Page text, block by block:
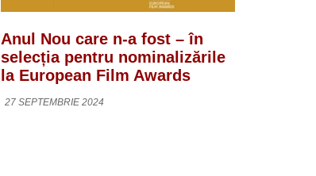
Anul Nou care n-a fost – în
selecția pentru nominalizările
la European Film Awards
27 SEPTEMBRIE 2024